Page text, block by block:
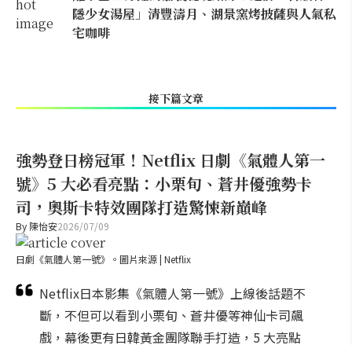
隱少女湯屋」清豐濤月、湖景窯烤披薩與人氣私
宅咖啡
接下篇文章
強勢登日榜冠軍！Netflix 日劇《氣體人第一
號》5 大必看亮點：小栗旬、蒼井優強勢卡
司，奧斯卡特效團隊打造驚悚新巔峰
By 陳怡安2026/07/09
日劇《氣體人第一號》。圖片來源 | Netflix
Netflix日本影集《氣體人第一號》上線後話題不
斷，不但可以看到小栗旬、蒼井優等神仙卡司飆
戲，幕後更有日韓黃金團隊聯手打造，5 大亮點